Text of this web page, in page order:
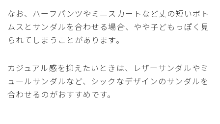
なお、ハーフパンツやミニスカートなど丈の短いボト
ムスとサンダルを合わせる場合、やや子どもっぽく見
られてしまうことがあります。
カジュアル感を抑えたいときは、レザーサンダルやミ
ュールサンダルなど、シックなデザインのサンダルを
合わせるのがおすすめです。